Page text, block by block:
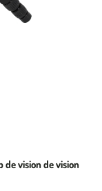
de vision de vision